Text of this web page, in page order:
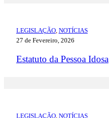
LEGISLAÇÃO, NOTÍCIAS
27 de Fevereiro, 2026
Estatuto da Pessoa Idosa
LEGISLAÇÃO, NOTÍCIAS